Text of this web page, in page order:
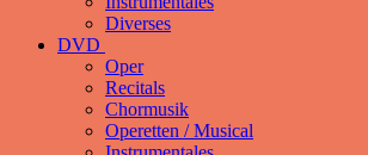
Diverses
DVD
Oper
Recitals
Chormusik
Operetten / Musical